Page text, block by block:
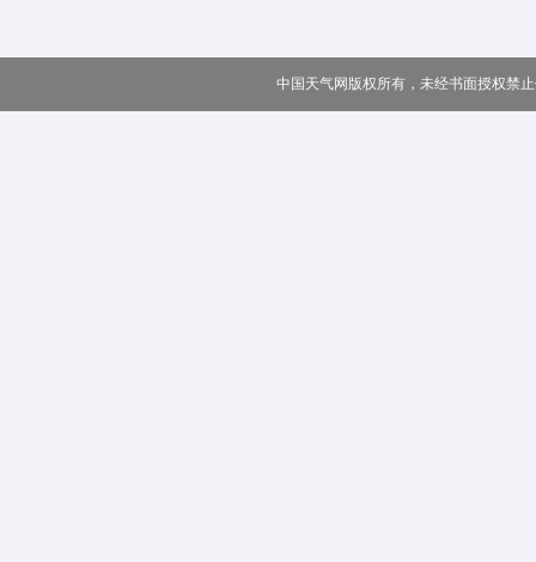
中国天气网版权所有，未经书面授权